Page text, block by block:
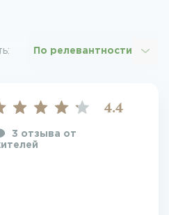
По релевантности
4.4
3 отзыва от